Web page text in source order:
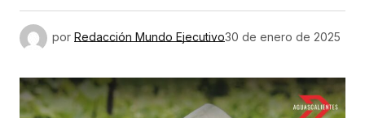
por Redacción Mundo Ejecutivo30 de enero de 2025